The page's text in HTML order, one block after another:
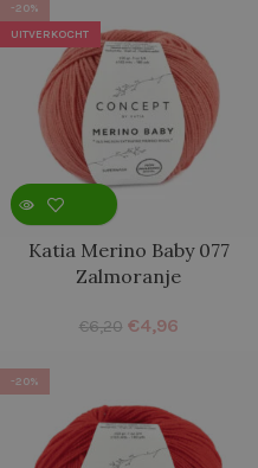
-20%
UITVERKOCHT
Katia Merino Baby 077
Zalmoranje
€6,20 €4,96
-20%